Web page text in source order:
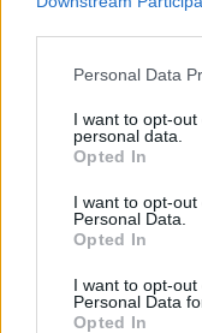
Please note that this
not limited to your
grant or deny
use your data for
consent section.
Personal Data
I want to opt-
personal data.
Opted In
I want to opt-
Personal Data.
Opted In
I want to opt-
Personal Data
Opted In
Probléma volt a
2026.04.03. Kiss Lajos